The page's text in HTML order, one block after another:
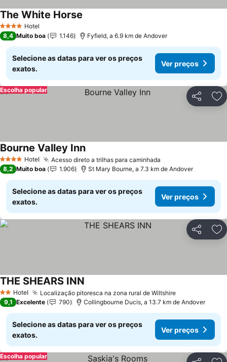
4 EstrelasHotel
The White Horse
8,4 Muito boa 1.146 Fyfield, a 6.9 km de Andover
Selecione as datas para ver os preços
exatos.
Ver preços
Partilhar
Escolha popular
4 EstrelasHotel Acesso direto a trilhas para caminhada
Bourne Valley InnVer preços
8,2 Muito boa 1.906 St Mary Bourne, a 7.3 km de Andover
Selecione as datas para ver os preços
exatos.
Ver preços
Partilhar
2 Estrelas
Hotel Localização pitoresca na zona rural de WiltshireVer preços
THE SHEARS INN
9,1 Excelente 790 Collingbourne Ducis, a 13.7 km de Andover
Selecione as datas para ver os preços
exatos.
Ver preços
Escolha popular